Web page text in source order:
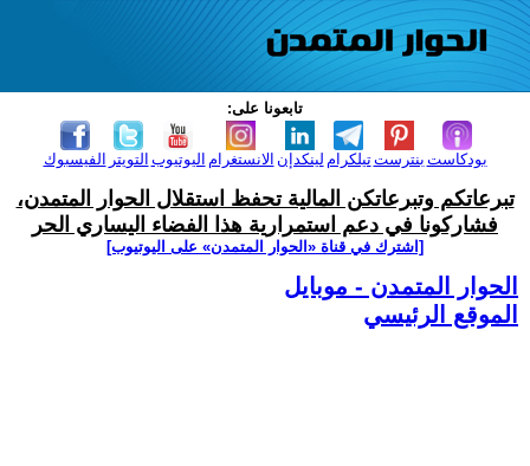
تابعونا على:
الفيسبوك التويتر اليوتيوب الانستغرام لينكدإن تيلكرامبنترست بودكاست
تبرعاتكم وتبرعاتكن المالية تحفظ استقلال الحوار المتمدن،
فشاركونا في دعم استمرارية هذا الفضاء اليساري الحر
[اشترك في قناة ‫«الحوار المتمدن» على اليوتيوب]
الحوار المتمدن - موبايل
الموقع الرئيسي